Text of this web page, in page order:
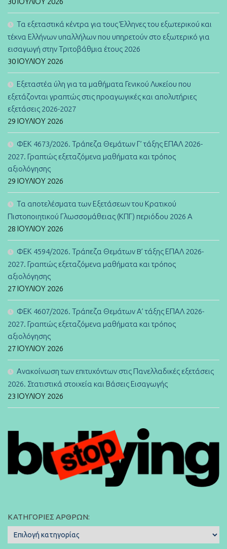
Τα εξεταστικά κέντρα για τους Έλληνες του εξωτερικού και
τέκνα Ελλήνων υπαλλήλων που υπηρετούν στο εξωτερικό για
εισαγωγή στην Τριτοβάθμια έτους 2026
30 ΙΟΥΛΊΟΥ 2026
Εξεταστέα ύλη για τα μαθήματα Γενικού Λυκείου που
εξετάζονται γραπτώς στις προαγωγικές και απολυτήριες
εξετάσεις 2026-2027
29 ΙΟΥΛΊΟΥ 2026
ΦΕΚ 4673/2026. Τράπεζα Θεμάτων Γ’ τάξης ΕΠΑΛ 2026-
2027. Γραπτώς εξεταζόμενα μαθήματα και τρόπος
αξιολόγησης
29 ΙΟΥΛΊΟΥ 2026
Τα αποτελέσματα των Εξετάσεων του Κρατικού
Πιστοποιητικού Γλωσσομάθειας (ΚΠΓ) περιόδου 2026 Α
28 ΙΟΥΛΊΟΥ 2026
ΦΕΚ 4594/2026. Τράπεζα Θεμάτων B’ τάξης ΕΠΑΛ 2026-
2027. Γραπτώς εξεταζόμενα μαθήματα και τρόπος
αξιολόγησης
27 ΙΟΥΛΊΟΥ 2026
ΦΕΚ 4607/2026. Τράπεζα Θεμάτων Α’ τάξης ΕΠΑΛ 2026-
2027. Γραπτώς εξεταζόμενα μαθήματα και τρόπος
αξιολόγησης
27 ΙΟΥΛΊΟΥ 2026
Ανακοίνωση των επιτυχόντων στις Πανελλαδικές εξετάσεις
2026. Στατιστικά στοιχεία και Βάσεις Εισαγωγής
23 ΙΟΥΛΊΟΥ 2026
ΚΑΤΗΓΟΡΊΕΣ ΆΡΘΡΩΝ:
Κατηγορίες
Άρθρων: